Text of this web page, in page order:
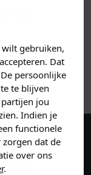
gebruiken,
Dat
persoonlijke
te blijven
jou
Indien je
functionele
dat de
over ons
.
5%
op